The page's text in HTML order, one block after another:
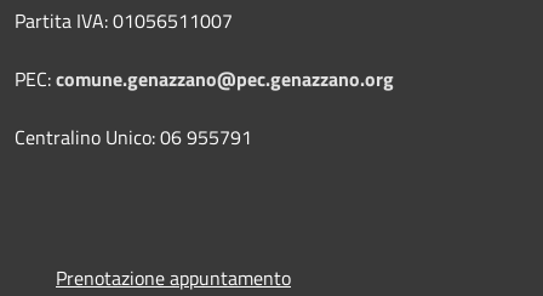
Partita IVA: 01056511007
PEC:comune.genazzano@pec.genazzano.org
Centralino Unico: 06 955791
Prenotazione appuntamento